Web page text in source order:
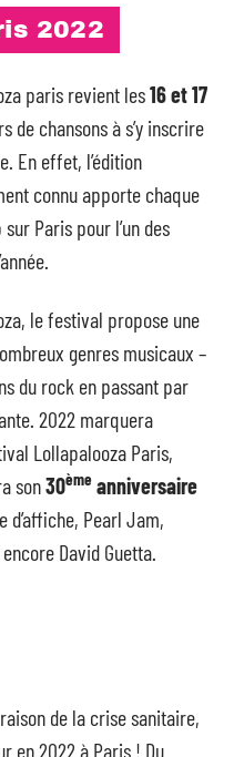
2022
paris revient les16 et 17
de chansons à s’y inscrire
En effet, l’édition
connu apporte chaque
Paris pour l’un des
le festival propose une
genres musicaux –
du rock en passant par
2022 marquera
Lollapalooza Paris,
son30ème anniversaire
d’affiche, Pearl Jam,
David Guetta.
de la crise sanitaire,
en 2022 à Paris ! Du